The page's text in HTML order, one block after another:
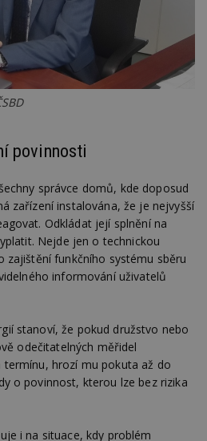
povinnosti
správce domů, kde doposud
zařízení instalována, že je nejvyšší
Odkládat její splnění na
Nejde jen o technickou
zajištění funkčního systému sběru
informování uživatelů
stanoví, že pokud družstvo nebo
odečitatelných měřidel
hrozí mu pokuta až do
o povinnost, kterou lze bez rizika
i na situace, kdy problém